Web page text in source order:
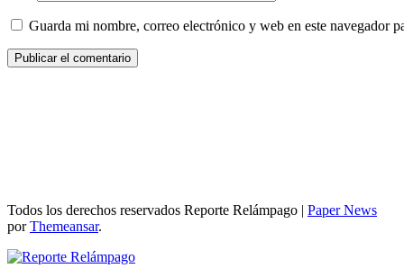
Guarda mi nombre, correo electrónico y web en este navegador
Todos los derechos reservados Reporte Relámpago | Paper News
porThemeansar.